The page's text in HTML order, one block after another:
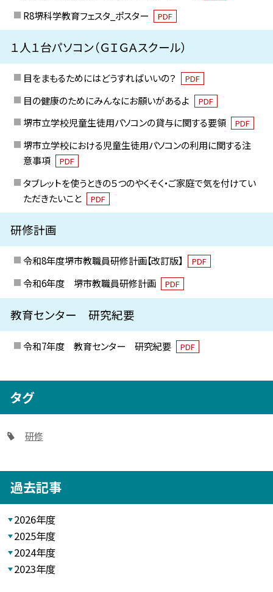
R8堺科学教育フェスタ_ポスター PDF
１人１台パソコン（ＧＩＧＡスクール）
目をまもるためにはどうすればいいの？ PDF
目の健康のためにみんなにお願いがあるよ PDF
堺市立学校児童生徒用パソコンの貸与に関する要領 PDF
堺市立学校における児童生徒用パソコンの利用に関する注
意事項
PDF
タブレットを使うときの５つのやくそく・ご家庭で気を付けてい
ただきたいこと
PDF
研修計画
令和8年度堺市教職員研修計画【改訂版】 PDF
令和6年度 堺市教職員研修計画 PDF
教育センター 研究紀要
令和7年度 教育センター 研究紀要 PDF
タグ
研修
過去記事
2026年度
2025年度
2024年度
2023年度